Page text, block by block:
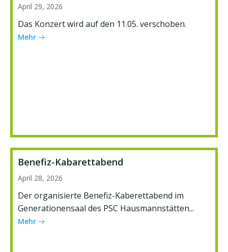
April 29, 2026
Das Konzert wird auf den 11.05. verschoben.
Mehr
Benefiz-Kabarettabend
April 28, 2026
Der organisierte Benefiz-Kaberettabend im
Generationensaal des PSC Hausmannstätten...
Mehr